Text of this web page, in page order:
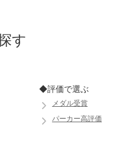
す
◆評価で選ぶ
メダル受賞
パーカー高評価